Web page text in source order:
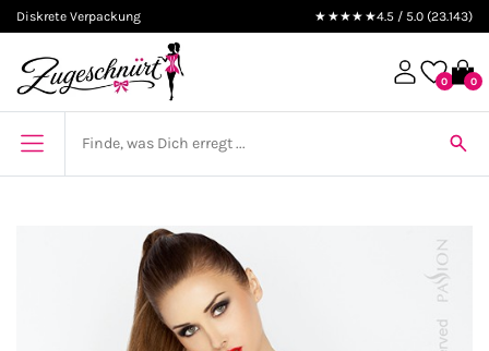
Diskrete Verpackung ★★★★★4.5 / 5.0 (23.143)
0 0